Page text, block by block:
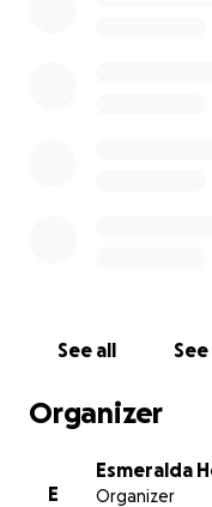
See all
Organizer
E
Esmeralda
Organizer